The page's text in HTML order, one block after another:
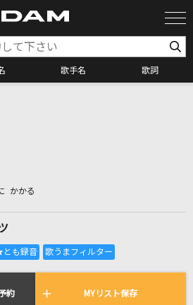
歌手名 歌詞
全国りれき
で歌われている曲の一覧
かかる
約 MYリスト保存